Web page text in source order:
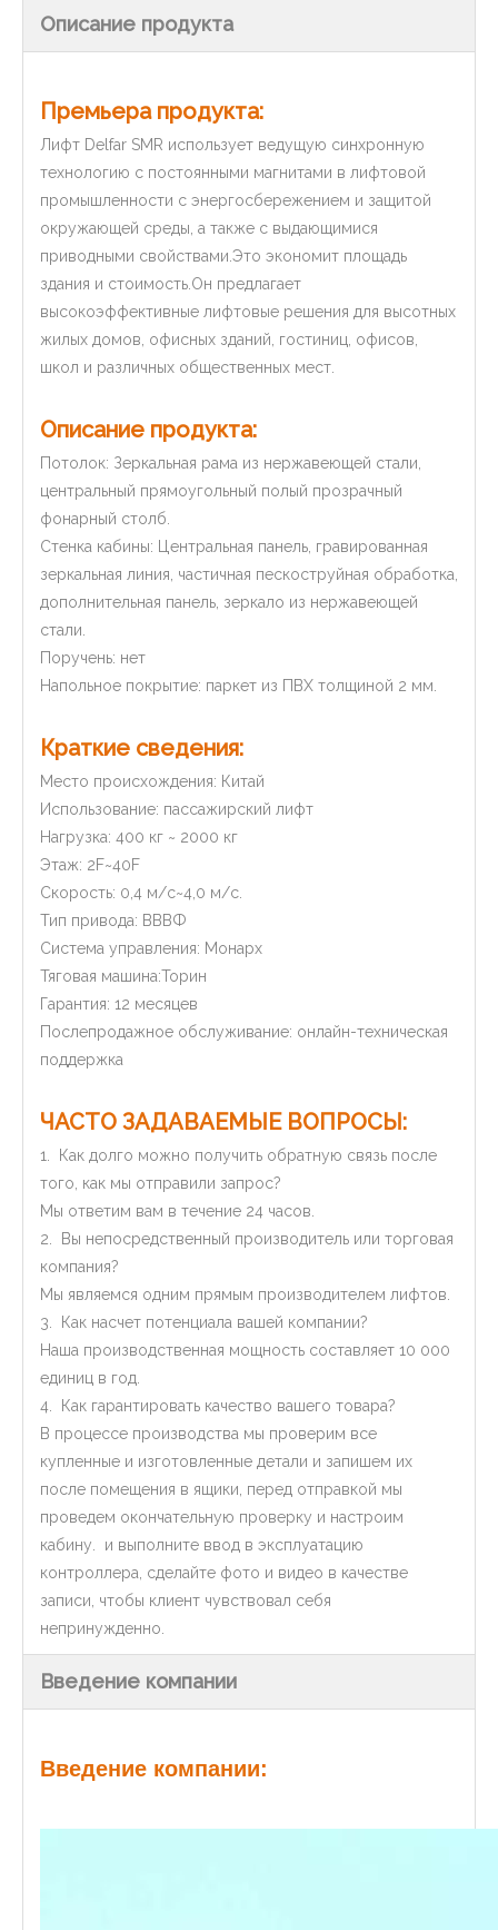
Описание продукта
Премьера продукта:
Лифт Delfar SMR использует ведущую синхронную
технологию с постоянными магнитами в лифтовой
промышленности с энергосбережением и защитой
окружающей среды, а также с выдающимися
приводными свойствами.Это экономит площадь
здания и стоимость.Он предлагает
высокоэффективные лифтовые решения для высотных
жилых домов, офисных зданий, гостиниц, офисов,
школ и различных общественных мест.
Описание продукта:
Потолок: Зеркальная рама из нержавеющей стали,
центральный прямоугольный полый прозрачный
фонарный столб.
Стенка кабины: Центральная панель, гравированная
зеркальная линия, частичная пескоструйная обработка,
дополнительная панель, зеркало из нержавеющей
стали.
Поручень: нет
Напольное покрытие: паркет из ПВХ толщиной 2 мм.
Краткие сведения:
Место происхождения: Китай
Использование: пассажирский лифт
Нагрузка: 400 кг ~ 2000 кг
Этаж: 2F~40F
Скорость: 0,4 м/с~4,0 м/с.
Тип привода: ВВВФ
Система управления: Монарх
Тяговая машина:Торин
Гарантия: 12 месяцев
Послепродажное обслуживание: онлайн-техническая
поддержка
ЧАСТО ЗАДАВАЕМЫЕ ВОПРОСЫ:
1. Как долго можно получить обратную связь после
того, как мы отправили запрос?
Мы ответим вам в течение 24 часов.
2. Вы непосредственный производитель или торговая
компания?
Мы являемся одним прямым производителем лифтов.
3. Как насчет потенциала вашей компании?
Наша производственная мощность составляет 10 000
единиц в год.
4. Как гарантировать качество вашего товара?
В процессе производства мы проверим все
купленные и изготовленные детали и запишем их
после помещения в ящики, перед отправкой мы
проведем окончательную проверку и настроим
кабину. и выполните ввод в эксплуатацию
контроллера, сделайте фото и видео в качестве
записи, чтобы клиент чувствовал себя
непринужденно.
Введение компании
Введение компании: